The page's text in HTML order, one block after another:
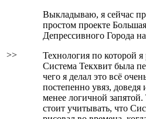
>>
Выкладываю, я сейчас
простом проекте
Депрессивного Города
Технология по которой
Система Текхвит была
чего я делал это всё
постепенно увяз, доведя
менее логичной
стоит учитывать, что